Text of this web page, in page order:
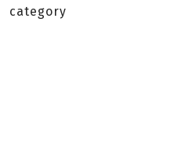
category